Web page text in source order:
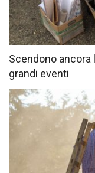
Scendono
grandi eventi